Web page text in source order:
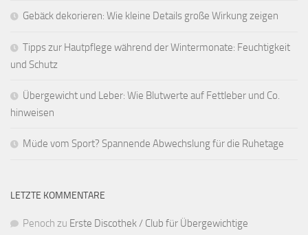
Gebäck dekorieren: Wie kleine Details große Wirkung zeigen
Tipps zur Hautpflege während der Wintermonate: Feuchtigkeit
und Schutz
Übergewicht und Leber: Wie Blutwerte auf Fettleber und Co.
hinweisen
Müde vom Sport? Spannende Abwechslung für die Ruhetage
LETZTE KOMMENTARE
Penoch zu Erste Discothek / Club für Übergewichtige